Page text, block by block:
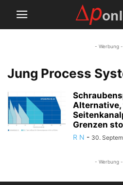
- Werbung -
Jung Process
Alternative,
Grenzen
R N - 30.
- Werbung -